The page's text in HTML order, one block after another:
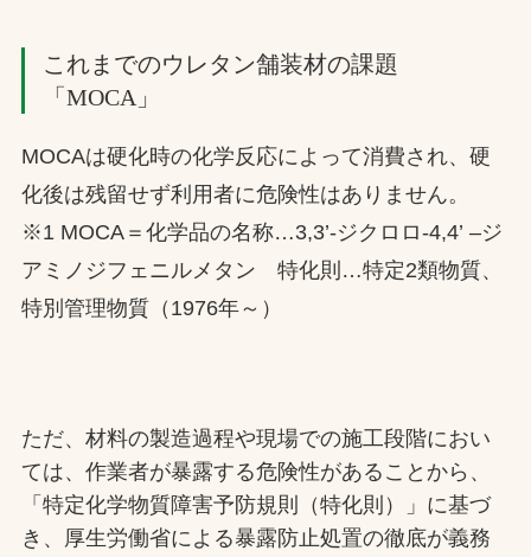
これまでのウレタン舗装材の課題
「MOCA」
MOCAは硬化時の化学反応によって消費され、硬
化後は残留せず利用者に危険性はありません。
※1 MOCA＝化学品の名称…3,3’-ジクロロ-4,4’ –ジ
アミノジフェニルメタン 特化則…特定2類物質、
特別管理物質（1976年～）
ただ、材料の製造過程や現場での施工段階におい
ては、作業者が暴露する危険性があることから、
「特定化学物質障害予防規則（特化則）」に基づ
き、厚生労働省による暴露防止処置の徹底が義務